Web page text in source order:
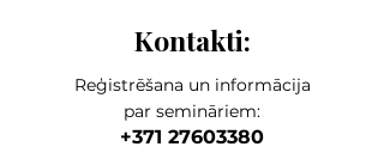
Kontakti:
Reģistrēšana un informācija
par semināriem:
+371 27603380